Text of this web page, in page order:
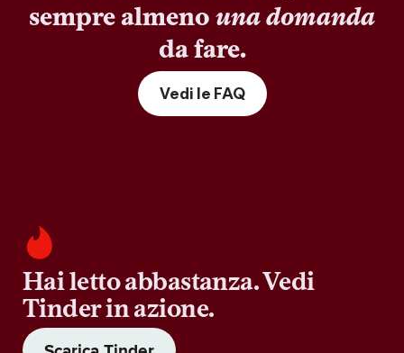
sempre almeno una domanda
da fare.
Vedi le FAQ
Hai letto abbastanza. Vedi
Tinder in azione.